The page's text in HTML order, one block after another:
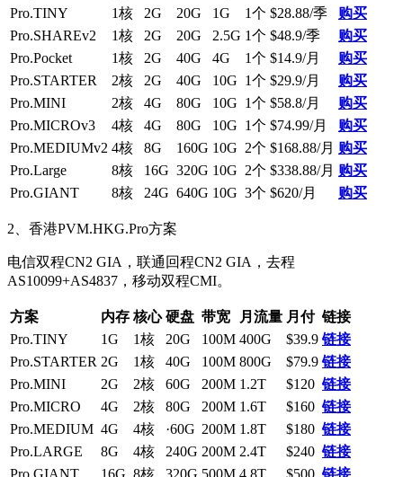
Pro.TINY
1核 2G 20G 1G 1个 $28.88/季
购买
Pro.SHAREv2
1核 2G 20G 2.5G 1个 $48.9/季
购买
Pro.Pocket
1核 2G 40G 4G 1个 $14.9/月
购买
Pro.STARTER
2核 2G 40G 10G 1个 $29.9/月
购买
Pro.MINI
2核 4G 80G 10G 1个 $58.8/月
购买
Pro.MICROv3
4核 4G 80G 10G 1个 $74.99/月
购买
Pro.MEDIUMv2 4核 8G 160G 10G 2个 $168.88/月 购买
Pro.Large
8核 16G 320G 10G 2个 $338.88/月 购买
Pro.GIANT
8核 24G 640G 10G 3个 $620/月 购买
2、香港PVM.HKG.Pro方案
电信双程CN2 GIA，联通回程CN2 GIA，去程
AS10099+AS4837，移动双程CMI。
方案 内存 核心 硬盘 带宽 月流量 月付 链接
Pro.TINY
1G 1核 20G 100M 400G $39.9 链接
Pro.STARTER 2G 1核 40G 100M 800G $79.9 链接
Pro.MINI
2G 2核 60G 200M 1.2T $120 链接
Pro.MICRO
4G 2核 80G 200M 1.6T $160 链接
Pro.MEDIUM 4G 4核 ·60G 200M 1.8T $180 链接
Pro.LARGE
8G 4核 240G 200M 2.4T $240 链接
Pro.GIANT
16G 8核 320G 500M 4.8T $500 链接